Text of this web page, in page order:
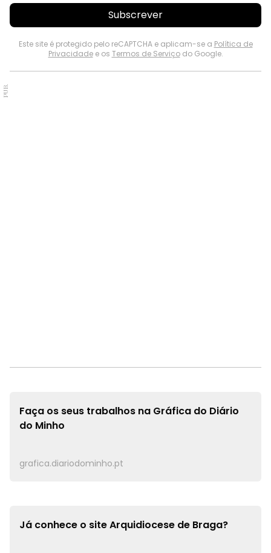
Subscrever
Este site é protegido pelo reCAPTCHA e aplicam-se a Política de
Privacidadee os Termos de Serviçodo Google.
PUB.
Faça os seus trabalhos na Gráfica do Diário
do Minho
grafica.diariodominho.pt
Já conhece o siteArquidiocese de Braga?